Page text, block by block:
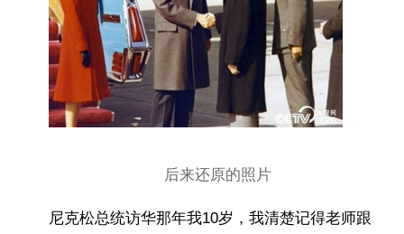
后来还原的照片
尼克松总统访华那年我10岁，我清楚记得老师跟